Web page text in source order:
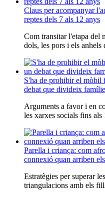
Claus per acompanyar
reptes dels 7 als 12 anys
Com transitar l'etapa del
dols, les pors i els anhels
S'ha de prohibir el mòbil
debat que divideix
Arguments a favor i en
les xarxes socials fins als
Parella i criança: com
connexió quan arriben
Estratègies per superar
triangulacions amb els